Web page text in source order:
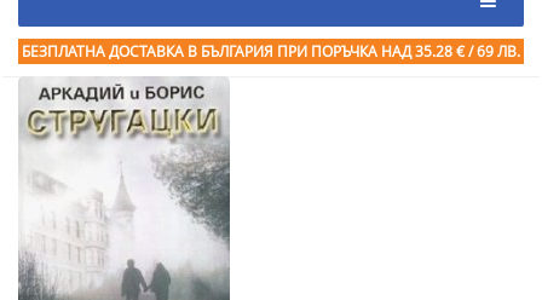
БЕЗПЛАТНА ДОСТАВКА В БЪЛГАРИЯ ПРИ ПОРЪЧКА НАД 35.28 € / 69 ЛВ.